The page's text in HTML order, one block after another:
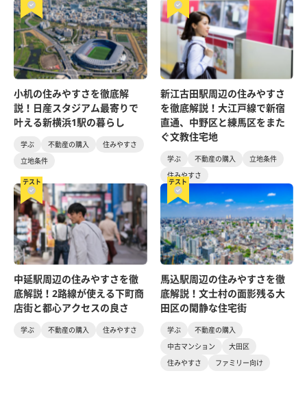
小机の住みやすさを徹底解
説！日産スタジアム最寄りで
叶える新横浜1駅の暮らし
学ぶ 不動産の購入
住みやすさ
立地条件
新江古田駅周辺の住みやすさ
を徹底解説！大江戸線で新宿
直通、中野区と練馬区をまた
ぐ文教住宅地
学ぶ 不動産の購入
立地条件
住みやすさ
テスト
中延駅周辺の住みやすさを徹
底解説！2路線が使える下町商
店街と都心アクセスの良さ
学ぶ 不動産の購入 住みやすさ
テスト
馬込駅周辺の住みやすさを徹
底解説！文士村の面影残る大
田区の閑静な住宅街
学ぶ
不動産の購入
中古マンション
大田区
住みやすさ
ファミリー向け